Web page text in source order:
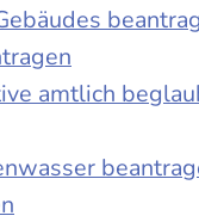
amtlich